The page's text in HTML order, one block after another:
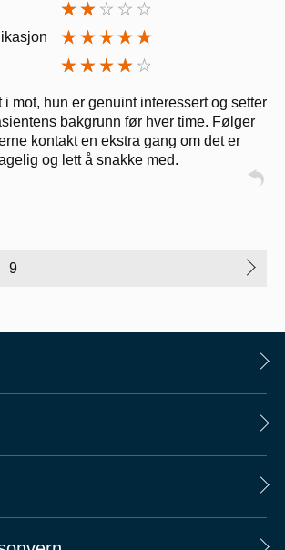
i mot, hun er genuint interessert og setter
bakgrunn før hver time. Følger
kontakt en ekstra gang om det er
og lett å snakke med.
9